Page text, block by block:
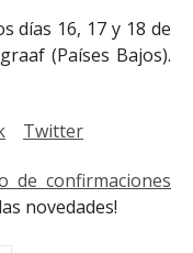
días 16, 17 y 18 de
(Países Bajos).
Twitter
de confirmaciones
novedades!